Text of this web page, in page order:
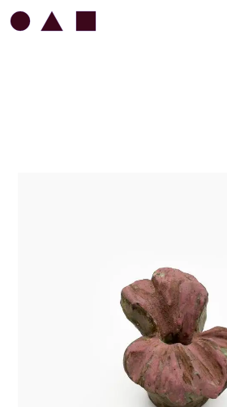
BESTIAIRE
BOUQUETIÈRES
CÉRAMIQUE
CÉRAMIQUE DU
COUPES ET
DIVERS
PERSONNAGES